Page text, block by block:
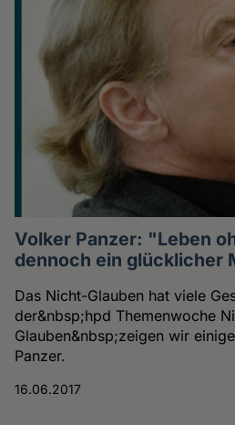
Volker Panzer: "Leben
dennoch ein glücklicher
Das Nicht-Glauben hat viele
der&nbsp;hpd Themenwoche
Glauben&nbsp;zeigen wir
Panzer.
16.06.2017